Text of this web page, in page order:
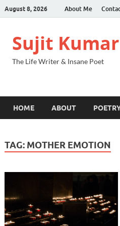
August 8, 2026 About Me
Sujit
The Life Writer & Insane Poet
HOME ABOUT
TAG: MOTHER EMOTION